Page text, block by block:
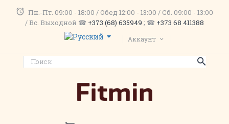
Пн.-Пт. 09:00 - 18:00 / Обед 12:00 - 13:00 / Сб. 09:00 - 13:00
/ Вс. Выходной ☎ +373 (68) 635949 ; ☎ +373 68 411388
Аккаунт